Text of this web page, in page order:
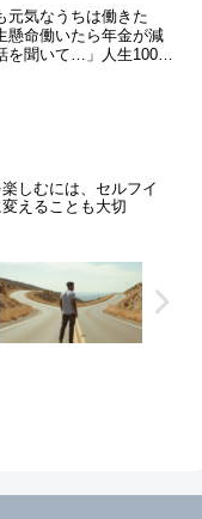
元気なうちは働きた
懸命働いたら年金が減
を聞いて…」人生100年
しむには、セルフイ
えることも大切